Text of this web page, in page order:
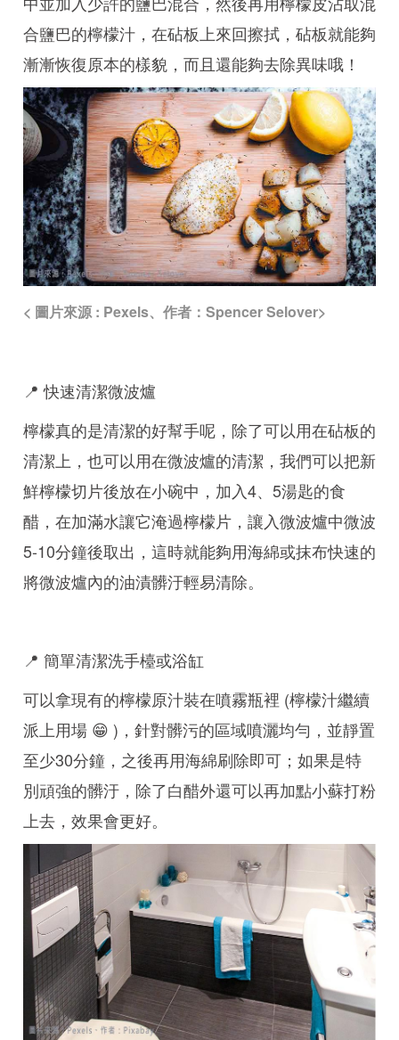
合鹽巴的檸檬汁，在砧板上來回擦拭，砧板就能夠
漸漸恢復原本的樣貌，而且還能夠去除異味哦！
< 圖片來源 : Pexels、作者：Spencer Selover>
📍 快速清潔微波爐
檸檬真的是清潔的好幫手呢，除了可以用在砧板的
清潔上，也可以用在微波爐的清潔，我們可以把新
鮮檸檬切片後放在小碗中，加入4、5湯匙的食
醋，在加滿水讓它淹過檸檬片，讓入微波爐中微波
5-10分鐘後取出，這時就能夠用海綿或抹布快速的
將微波爐內的油漬髒汙輕易清除。
📍 簡單清潔洗手檯或浴缸
可以拿現有的檸檬原汁裝在噴霧瓶裡 (檸檬汁繼續
派上用場 😁 )，針對髒污的區域噴灑均勻，並靜置
至少30分鐘，之後再用海綿刷除即可；如果是特
別頑強的髒汙，除了白醋外還可以再加點小蘇打粉
上去，效果會更好。